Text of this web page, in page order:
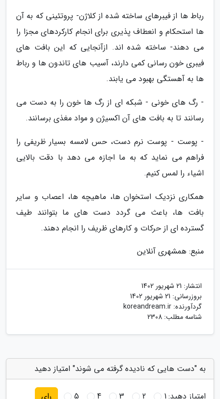
رباط ها از فیبرهای ساخته شده از کلاژن- پروتئینی که به آن
ها استحکام و انعطاف پذیری برای انجام کارکردهای مجزا را
می دهند- ساخته شده اند. ازآنجایی که این بافت های
فیبری خون رسانی کمی دارند، آسیب های تاندون ها و رباط
ها به آهستگی بهبود می یابند.
- رگ های خونی - شبکه ای از رگ ها خون را به دست می
رسانند تا به بافت های آن اکسیژن و مواد مغذی برسانند.
- پوست - پوست نرم دست، حس لامسه بسیار ظریفی را
فراهم می نماید که به ما اجازه می دهد با دقت بالایی
اشیاء را لمس کنیم.
همکاری نزدیک استخوان ها، ماهیچه ها، اعصاب و سایر
بافت ها، باعث می گردد دست های ما بتوانند طیف
گسترده ای از حرکات و کارهای ظریف را انجام دهند.
منبع: همشهری آنلاین
انتشار: 21 شهریور 1402
بروزرسانی: 21 شهریور 1402
گردآورنده: koreandream.ir
شناسه مطلب: 2308
به "دست هایی که نادیده گرفته می شوند" امتیاز دهید
امتیاز دهید:1
2
3
4
5 رای